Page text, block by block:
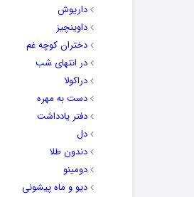
داریوش
داوینچیز
دختران کوچه غم
در انتهای شب
دراکولا
دست به مهره
دفتر یادداشت
دل
دندون طلا
دومینو
دیو و ماه پیشونی